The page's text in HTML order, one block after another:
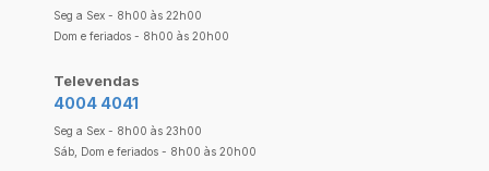
Seg a Sex - 8h00 às 22h00
Dom e feriados - 8h00 às 20h00
Televendas
4004 4041
Seg a Sex - 8h00 às 23h00
Sáb, Dom e feriados - 8h00 às 20h00